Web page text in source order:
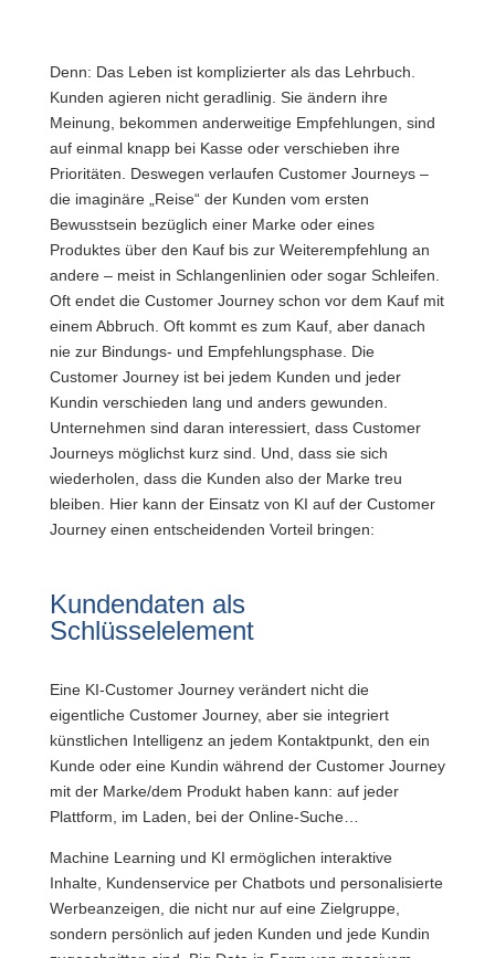
Denn: Das Leben ist komplizierter als das Lehrbuch.
Kunden agieren nicht geradlinig. Sie ändern ihre
Meinung, bekommen anderweitige Empfehlungen, sind
auf einmal knapp bei Kasse oder verschieben ihre
Prioritäten. Deswegen verlaufen Customer Journeys –
die imaginäre „Reise“ der Kunden vom ersten
Bewusstsein bezüglich einer Marke oder eines
Produktes über den Kauf bis zur Weiterempfehlung an
andere – meist in Schlangenlinien oder sogar Schleifen.
Oft endet die Customer Journey schon vor dem Kauf mit
einem Abbruch. Oft kommt es zum Kauf, aber danach
nie zur Bindungs- und Empfehlungsphase. Die
Customer Journey ist bei jedem Kunden und jeder
Kundin verschieden lang und anders gewunden.
Unternehmen sind daran interessiert, dass Customer
Journeys möglichst kurz sind. Und, dass sie sich
wiederholen, dass die Kunden also der Marke treu
bleiben. Hier kann der Einsatz von KI auf der Customer
Journey einen entscheidenden Vorteil bringen:
Kundendaten als
Schlüsselelement
Eine KI-Customer Journey verändert nicht die
eigentliche Customer Journey, aber sie integriert
künstlichen Intelligenz an jedem Kontaktpunkt, den ein
Kunde oder eine Kundin während der Customer Journey
mit der Marke/dem Produkt haben kann: auf jeder
Plattform, im Laden, bei der Online-Suche…
Machine Learning und KI ermöglichen interaktive
Inhalte, Kundenservice per Chatbots und personalisierte
Werbeanzeigen, die nicht nur auf eine Zielgruppe,
sondern persönlich auf jeden Kunden und jede Kundin